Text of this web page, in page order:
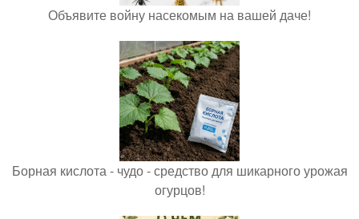
Объявите войну насекомым на вашей даче!
Борная кислота - чудо - средство для шикарного урожая
огурцов!